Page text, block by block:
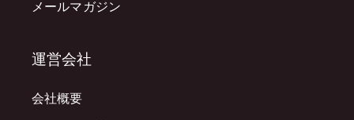
メールマガジン
運営会社
会社概要